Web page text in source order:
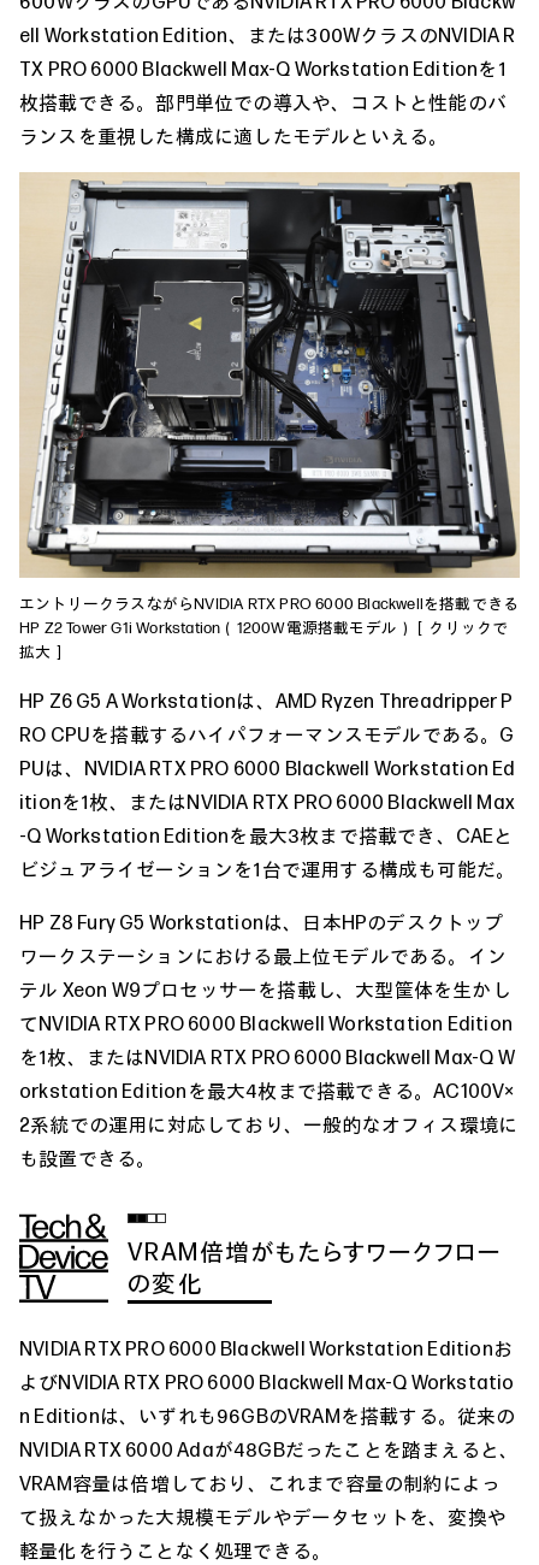
ell Workstation Edition、または300WクラスのNVIDIA R
TX PRO 6000 Blackwell Max-Q Workstation Editionを1
枚搭載できる。部門単位での導入や、コストと性能のバ
ランスを重視した構成に適したモデルといえる。
エントリークラスながらNVIDIA RTX PRO 6000 Blackwellを搭載できる
HP Z2 Tower G1i Workstation（1200W電源搭載モデル）［クリックで
拡大］
HP Z6 G5 A Workstationは、AMD Ryzen Threadripper P
RO CPUを搭載するハイパフォーマンスモデルである。G
PUは、NVIDIA RTX PRO 6000 Blackwell Workstation Ed
itionを1枚、またはNVIDIA RTX PRO 6000 Blackwell Max
-Q Workstation Editionを最大3枚まで搭載でき、CAEと
ビジュアライゼーションを1台で運用する構成も可能だ。
HP Z8 Fury G5 Workstationは、日本HPのデスクトップ
ワークステーションにおける最上位モデルである。イン
テル Xeon W9プロセッサーを搭載し、大型筐体を生かし
てNVIDIA RTX PRO 6000 Blackwell Workstation Edition
を1枚、またはNVIDIA RTX PRO 6000 Blackwell Max-Q W
orkstation Editionを最大4枚まで搭載できる。AC100V×
2系統での運用に対応しており、一般的なオフィス環境に
も設置できる。
VRAM倍増がもたらすワークフロー
の変化
NVIDIA RTX PRO 6000 Blackwell Workstation Editionお
よびNVIDIA RTX PRO 6000 Blackwell Max-Q Workstatio
n Editionは、いずれも96GBのVRAMを搭載する。従来の
NVIDIA RTX 6000 Adaが48GBだったことを踏まえると、
VRAM容量は倍増しており、これまで容量の制約によっ
て扱えなかった大規模モデルやデータセットを、変換や
軽量化を行うことなく処理できる。